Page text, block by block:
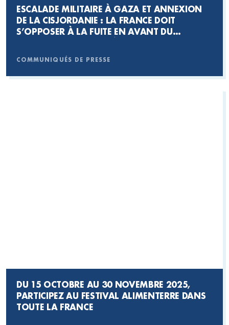
ESCALADE MILITAIRE À GAZA ET ANNEXION
DE LA CISJORDANIE : LA FRANCE DOIT
S’OPPOSER À LA FUITE EN AVANT DU
COMMUNIQUÉS DE PRESSE
DU 15 OCTOBRE AU 30 NOVEMBRE 2025,
PARTICIPEZ AU FESTIVAL ALIMENTERRE DANS
TOUTE LA FRANCE